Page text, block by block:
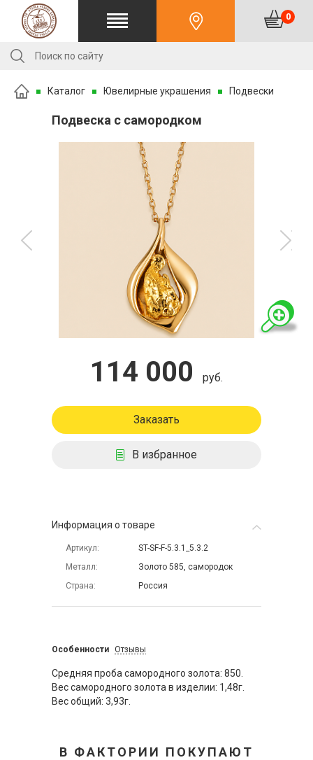
0
Каталог Ювелирные украшения Подвески
Подвеска с самородком
114 000 руб.
Заказать
В избранное
Информация о товаре
Артикул
ST-SF-F-5.3.1_5.3.2
Металл
Золото 585, самородок
Страна
Россия
Особенности Отзывы
Средняя проба самородного золота: 850.
Вес самородного золота в изделии: 1,48г.
Вес общий: 3,93г.
В ФАКТОРИИ ПОКУПАЮТ